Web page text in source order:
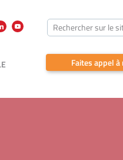
Rechercher sur le
Faites appel à